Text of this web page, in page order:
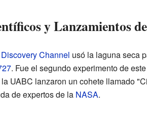
y Lanzamientos
Discovery Channel usó la laguna seca
. Fue el segundo experimento de
UABC lanzaron un cohete llamado
de expertos de la NASA.